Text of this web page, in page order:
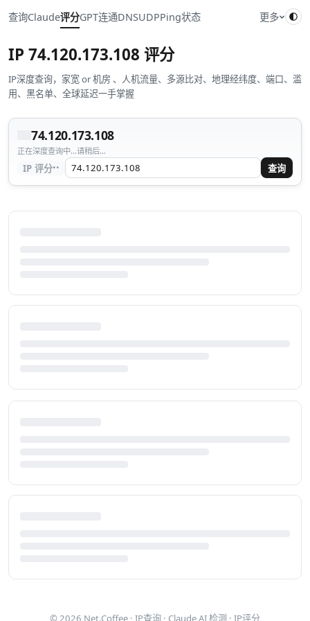
查询Claude评分GPT连通DNSUDPPing状态 更多
IP 74.120.173.108 评分
IP深度查询，家宽 or 机房 、人机流量、多源比对、地理经纬度、端口、滥
用、黑名单、全球延迟一手掌握
74.120.173.108
正在深度查询中...请稍后...
IP 评分·· 查询
© 2026 Net.Coffee · IP查询 · Claude AI 检测 · IP评分